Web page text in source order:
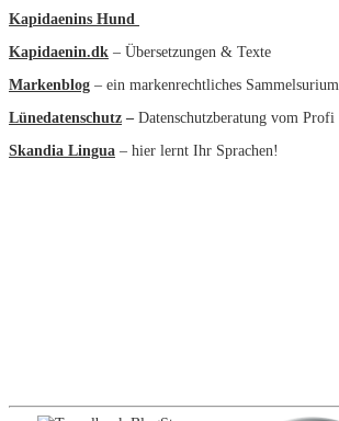
Kapidaenins Hund
Kapidaenin.dk – Übersetzungen & Texte
Markenblog – ein markenrechtliches Sammelsurium
Lünedatenschutz – Datenschutzberatung vom Profi
Skandia Lingua – hier lernt Ihr Sprachen!